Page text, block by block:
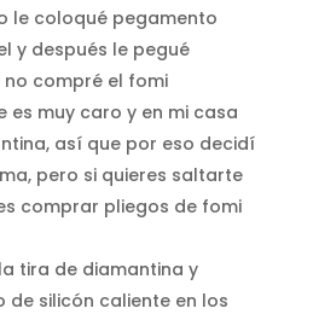
le coloqué pegamento
y después le pegué
compré el fomi
muy caro y en mi casa
así que por eso decidí
pero si quieres saltarte
comprar pliegos de fomi
tira de diamantina y
silicón caliente en los